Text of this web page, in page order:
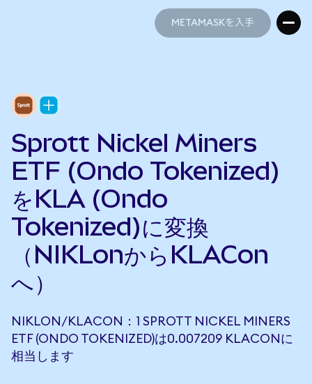
METAMASKを入手
Sprott Nickel Miners
ETF (Ondo Tokenized)
をKLA (Ondo
Tokenized)に変換
（NIKLonからKLACon
へ）
NIKLON/KLACON：1 SPROTT NICKEL MINERS
ETF (ONDO TOKENIZED)は0.007209 KLACONに
相当します